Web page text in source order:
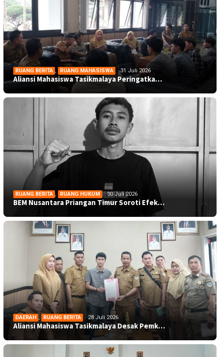
RUANG BERITA , RUANG MAHASISWA 31 Juli 2026
Aliansi Mahasiswa Tasikmalaya Peringatka…
RUANG BERITA , RUANG HUKUM 30 Juli 2026
BEM Nusantara Priangan Timur Soroti Efek…
DAERAH , RUANG BERITA 28 Juli 2026
Aliansi Mahasiswa Tasikmalaya Desak Pemk…